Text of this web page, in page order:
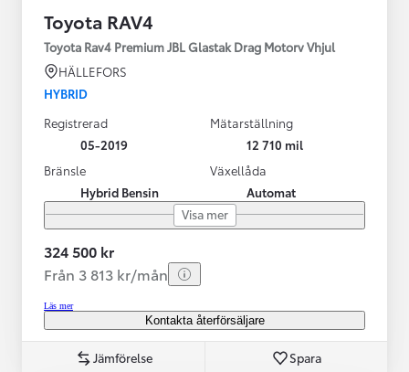
Toyota RAV4
Toyota Rav4 Premium JBL Glastak Drag Motorv Vhjul
HÄLLEFORS
HYBRID
Registrerad
05-2019
Mätarställning
12 710 mil
Bränsle
Hybrid Bensin
Växellåda
Automat
Visa mer
324 500 kr
Från 3 813 kr/mån
Läs mer
Kontakta återförsäljare
Jämförelse Spara